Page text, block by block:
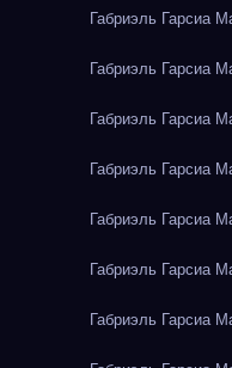
Габриэль Гарсиа
Габриэль Гарсиа
Габриэль Гарсиа
Габриэль Гарсиа
Габриэль Гарсиа
Габриэль Гарсиа
Габриэль Гарсиа